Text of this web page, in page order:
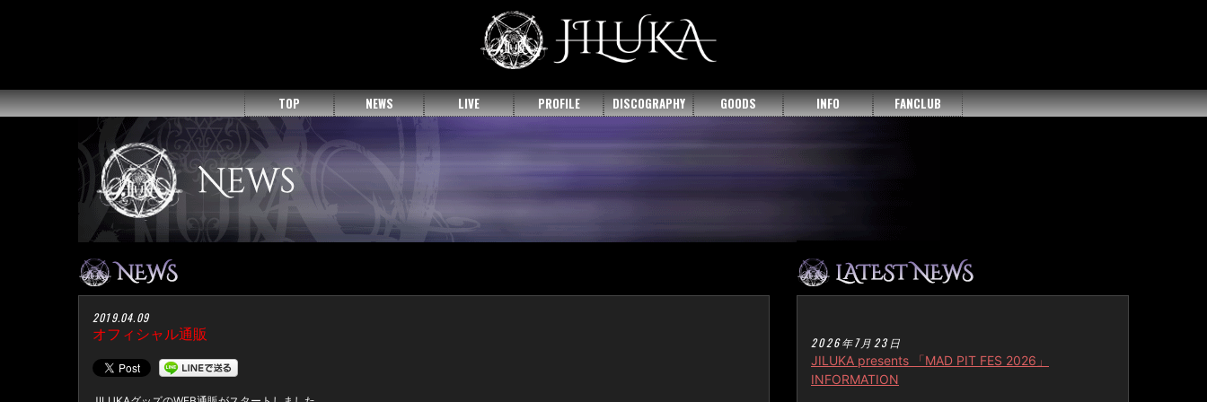
TOP NEWS LIVE PROFILE DISCOGRAPHY GOODS INFO FANCLUB
2019.04.09
オフィシャル通販
2026年7月23日
JILUKA presents 「MAD PIT FES 2026」
INFORMATION